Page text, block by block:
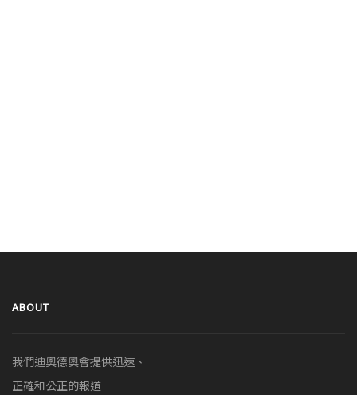
ABOUT
我們迪奧德奧會提供迅速、
正確和公正的報道